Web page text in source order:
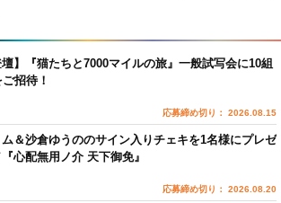
壇】『猫たちと7000マイルの旅』一般試写会に10組
招待！
応募締め切り： 2026.08.15
ム＆沙倉ゆうののサイン入りチェキを1名様にプレゼ
心配無用ノ介 天下御免』
応募締め切り： 2026.08.20